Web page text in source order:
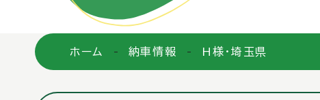
ホーム 納車情報 H様・埼玉県